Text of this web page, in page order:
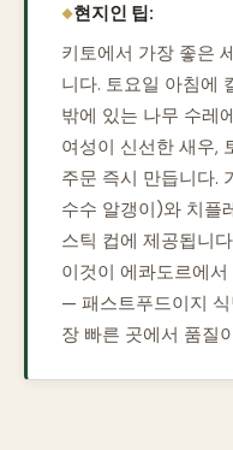
현지인 팁:
키토에서 가장 좋은
니다. 토요일 아침에
밖에 있는 나무 수레
여성이 신선한 새우,
주문 즉시 만듭니다.
수수 알갱이)와 치플
스틱 컵에 제공됩니
이것이 에콰도르에서
— 패스트푸드이지 식
장 빠른 곳에서 품질